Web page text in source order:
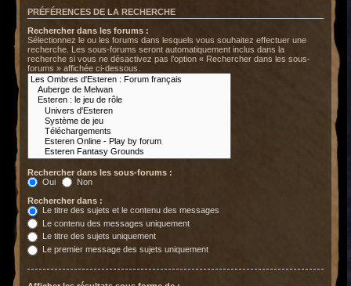
PRÉFÉRENCES DE LA RECHERCHE
Rechercher dans les forums :
Sélectionnez le ou les forums dans lesquels vous souhaitez effectuer une
recherche. Les sous-forums seront automatiquement inclus dans la
recherche si vous ne désactivez pas l’option « Rechercher dans les sous-
forums » affichée ci-dessous.
Rechercher dans les sous-forums :
Oui
Non
Rechercher dans :
Le titre des sujets et le contenu des messages
Le contenu des messages uniquement
Le titre des sujets uniquement
Le premier message des sujets uniquement